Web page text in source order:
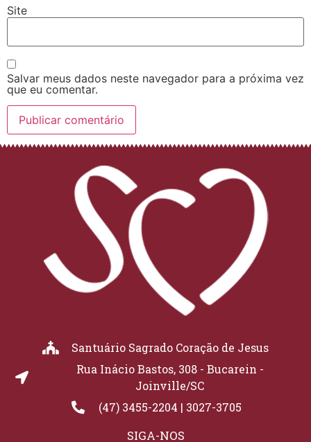
Site
Salvar meus dados neste navegador para a próxima vez
que eu comentar.
Santuário Sagrado Coração de Jesus
Rua Inácio Bastos, 308 - Bucarein -
Joinville/SC
(47) 3455-2204 | 3027-3705
SIGA-NOS